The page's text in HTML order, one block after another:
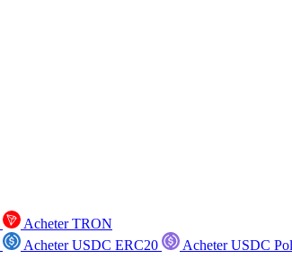
Acheter TRON
Acheter USDC ERC20
Acheter USDC